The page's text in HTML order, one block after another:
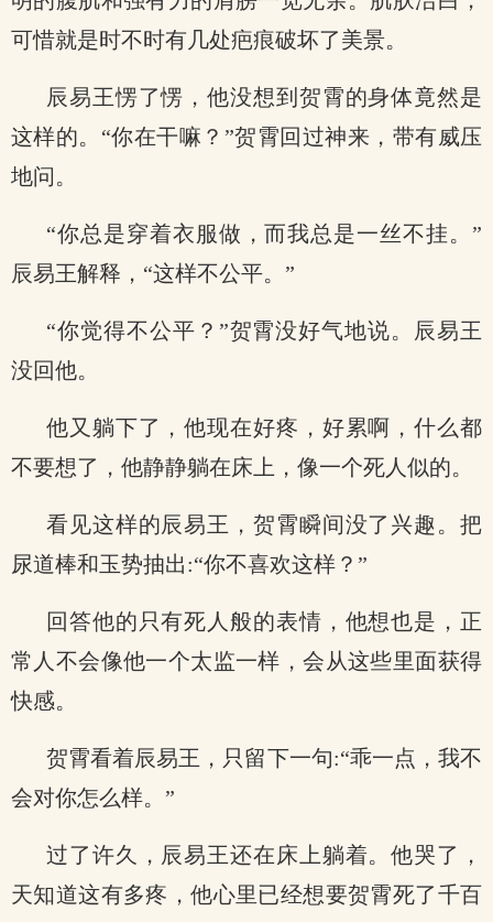
可惜就是时不时有几处疤痕破坏了美景。
辰易王愣了愣，他没想到贺霄的身体竟然是
这样的。“你在干嘛？”贺霄回过神来，带有威压
地问。
“你总是穿着衣服做，而我总是一丝不挂。”
辰易王解释，“这样不公平。”
“你觉得不公平？”贺霄没好气地说。辰易王
没回他。
他又躺下了，他现在好疼，好累啊，什么都
不要想了，他静静躺在床上，像一个死人似的。
看见这样的辰易王，贺霄瞬间没了兴趣。把
尿道棒和玉势抽出:“你不喜欢这样？”
回答他的只有死人般的表情，他想也是，正
常人不会像他一个太监一样，会从这些里面获得
快感。
贺霄看着辰易王，只留下一句:“乖一点，我不
会对你怎么样。”
过了许久，辰易王还在床上躺着。他哭了，
天知道这有多疼，他心里已经想要贺霄死了千百